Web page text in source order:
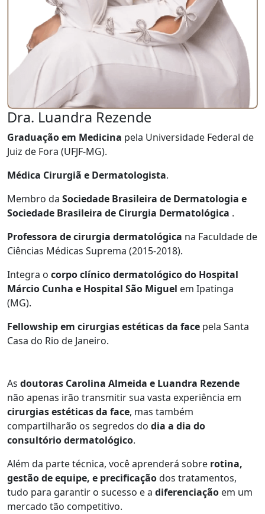
Dra. Luandra Rezende
Graduação em Medicina pela Universidade Federal de
Juiz de Fora (UFJF-MG).
Médica Cirurgiã e Dermatologista.
Membro da Sociedade Brasileira de Dermatologia e
Sociedade Brasileira de Cirurgia Dermatológica .
Professora de cirurgia dermatológica na Faculdade de
Ciências Médicas Suprema (2015-2018).
Integra o corpo clínico dermatológico do Hospital
Márcio Cunha e Hospital São Miguel em Ipatinga
(MG).
Fellowship em cirurgias estéticas da face pela Santa
Casa do Rio de Janeiro.
As doutoras Carolina Almeida e Luandra Rezende
não apenas irão transmitir sua vasta experiência em
cirurgias estéticas da face, mas também
compartilharão os segredos do dia a dia do
consultório dermatológico.
Além da parte técnica, você aprenderá sobre rotina,
gestão de equipe, e precificaçãodos tratamentos,
tudo para garantir o sucesso e a diferenciação em um
mercado tão competitivo.